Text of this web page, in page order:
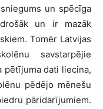
un spēcīga
un ir mazāk
Tomēr Latvijas
savstarpējie
pētījuma dati liecina,
pēdējo mēnešu
pāridarījumiem.